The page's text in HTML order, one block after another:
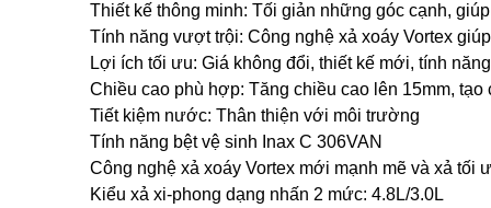
Thiết kế thông minh: Tối giản những góc cạnh,
Tính năng vượt trội: Công nghệ xả xoáy Vortex
Lợi ích tối ưu: Giá không đổi, thiết kế mới, tính
Chiều cao phù hợp: Tăng chiều cao lên 15mm,
Tiết kiệm nước: Thân thiện với môi trường
Tính năng bệt vệ sinh Inax C 306VAN
Công nghệ xả xoáy Vortex mới mạnh mẽ và xả tối
Kiểu xả xi-phong dạng nhấn 2 mức: 4.8L/3.0L